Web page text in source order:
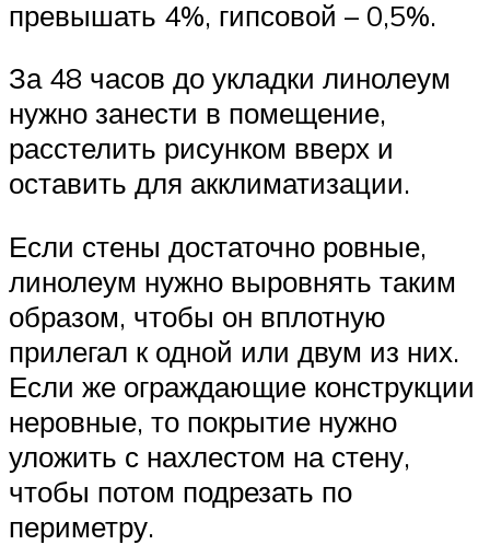
превышать 4%, гипсовой – 0,5%.
За 48 часов до укладки линолеум
нужно занести в помещение,
расстелить рисунком вверх и
оставить для акклиматизации.
Если стены достаточно ровные,
линолеум нужно выровнять таким
образом, чтобы он вплотную
прилегал к одной или двум из них.
Если же ограждающие конструкции
неровные, то покрытие нужно
уложить с нахлестом на стену,
чтобы потом подрезать по
периметру.